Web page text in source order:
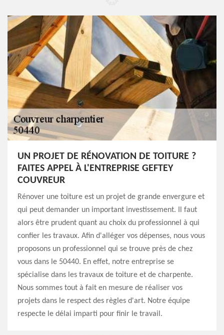
UN PROJET DE RÉNOVATION DE TOITURE ?
FAITES APPEL À L'ENTREPRISE GEFTEY
COUVREUR
Rénover une toiture est un projet de grande envergure et
qui peut demander un important investissement. Il faut
alors être prudent quant au choix du professionnel à qui
confier les travaux. Afin d'alléger vos dépenses, nous vous
proposons un professionnel qui se trouve près de chez
vous dans le 50440. En effet, notre entreprise se
spécialise dans les travaux de toiture et de charpente.
Nous sommes tout à fait en mesure de réaliser vos
projets dans le respect des règles d'art. Notre équipe
respecte le délai imparti pour finir le travail.